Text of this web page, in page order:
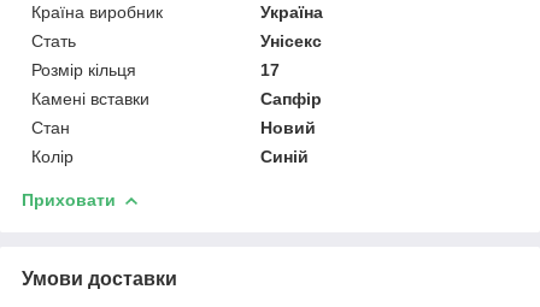
Країна виробник
Україна
Стать
Унісекс
Розмір кільця
17
Камені вставки
Сапфір
Стан
Новий
Колір
Синій
Приховати
Умови доставки